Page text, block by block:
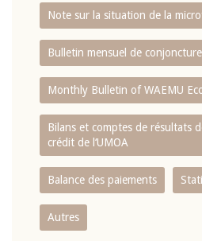
Note sur la situation de la
Bulletin mensuel de
Monthly Bulletin of WAEMU
Bilans et comptes de résultats
crédit de l‘UMOA
Balance des paiements
Autres